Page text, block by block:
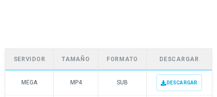
SERVIDOR TAMAÑO FORMATO DESCARGAR
MEGA MP4 SUB DESCARGAR